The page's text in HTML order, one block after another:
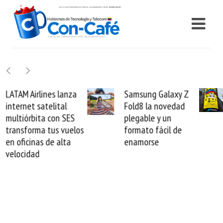
Samsung Galaxy Z
Fold8 la novedad
plegable y un
formato fácil de
enamorse
Cashea levanta 100
millones de dólares y
valida el crédito del
venezolano ante el
mundo